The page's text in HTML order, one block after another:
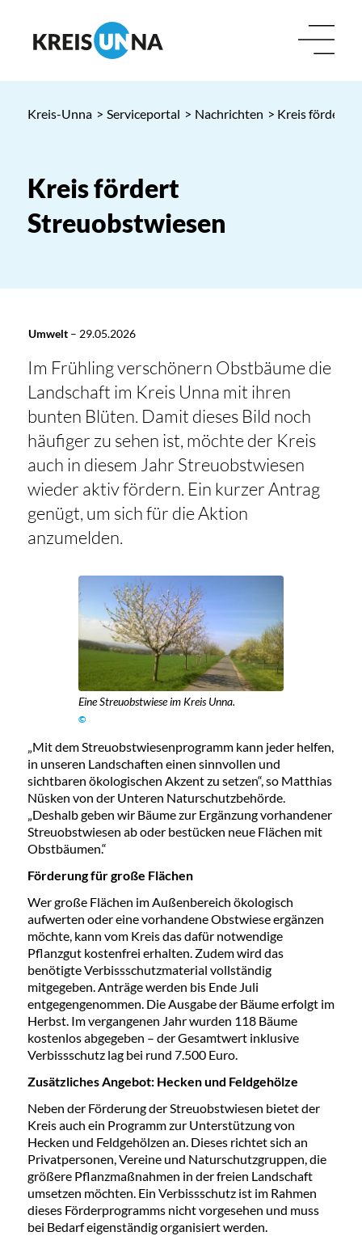
Kreis-Unna > Serviceportal > Nachrichten > Kreis fördert
Kreis fördert
Streuobstwiesen
Umwelt– 29.05.2026
Im Frühling verschönern Obstbäume die
Landschaft im Kreis Unna mit ihren
bunten Blüten. Damit dieses Bild noch
häufiger zu sehen ist, möchte der Kreis
auch in diesem Jahr Streuobstwiesen
wieder aktiv fördern. Ein kurzer Antrag
genügt, um sich für die Aktion
anzumelden.
Eine Streuobstwiese im Kreis Unna.
©
„Mit dem Streuobstwiesenprogramm kann jeder helfen,
in unseren Landschaften einen sinnvollen und
sichtbaren ökologischen Akzent zu setzen“, so Matthias
Nüsken von der Unteren Naturschutzbehörde.
„Deshalb geben wir Bäume zur Ergänzung vorhandener
Streuobstwiesen ab oder bestücken neue Flächen mit
Obstbäumen.“
Förderung für große Flächen
Wer große Flächen im Außenbereich ökologisch
aufwerten oder eine vorhandene Obstwiese ergänzen
möchte, kann vom Kreis das dafür notwendige
Pflanzgut kostenfrei erhalten. Zudem wird das
benötigte Verbissschutzmaterial vollständig
mitgegeben. Anträge werden bis Ende Juli
entgegengenommen. Die Ausgabe der Bäume erfolgt im
Herbst. Im vergangenen Jahr wurden 118 Bäume
kostenlos abgegeben – der Gesamtwert inklusive
Verbissschutz lag bei rund 7.500 Euro.
Zusätzliches Angebot: Hecken und Feldgehölze
Neben der Förderung der Streuobstwiesen bietet der
Kreis auch ein Programm zur Unterstützung von
Hecken und Feldgehölzen an. Dieses richtet sich an
Privatpersonen, Vereine und Naturschutzgruppen, die
größere Pflanzmaßnahmen in der freien Landschaft
umsetzen möchten. Ein Verbissschutz ist im Rahmen
dieses Förderprogramms nicht vorgesehen und muss
bei Bedarf eigenständig organisiert werden.